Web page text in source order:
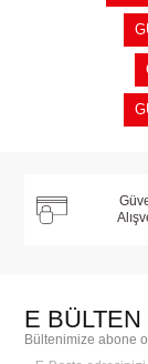
E BÜLTEN
Bültenimize abone